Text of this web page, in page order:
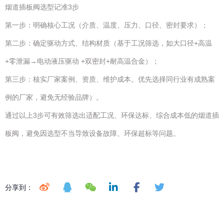
烟道插板阀选型记准3步
第一步：明确核心工况（介质、温度、压力、口径、密封要求）；
第二步：确定驱动方式、结构材质（基于工况筛选，如大口径+高温
+零泄漏→电动液压驱动 +双密封+耐高温合金）；
第三步：核实厂家案例、资质、维护成本。优先选择同行业有成熟案
例的厂家，避免无经验品牌）。
通过以上3步可有效筛选出适配工况、环保达标、综合成本低的烟道插
板阀，避免因选型不当导致设备故障、环保超标等问题。
分享到：